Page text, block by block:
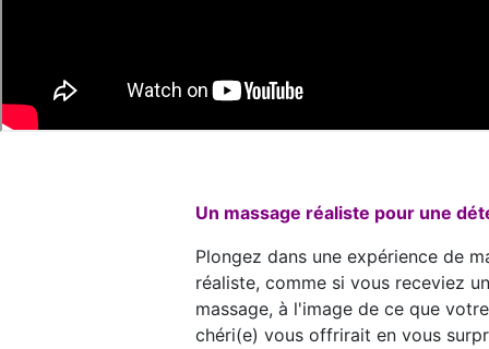
Un massage réaliste pour une
Plongez dans une expérience de
réaliste, comme si vous receviez
massage, à l'image de ce que
chéri(e) vous offrirait en vous